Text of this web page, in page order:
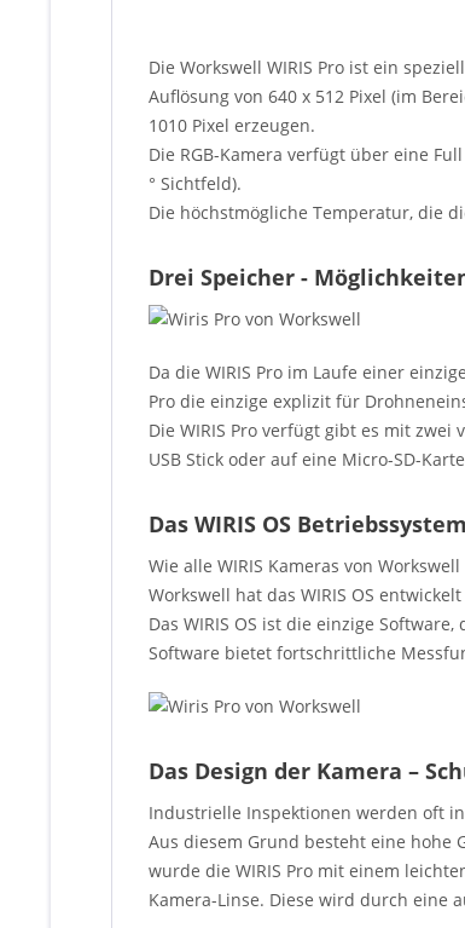
Die Workswell WIRIS Pro ist ein
Auflösung von 640 x 512 Pixel (im
1010 Pixel erzeugen.
Die RGB-Kamera verfügt über eine
° Sichtfeld).
Die höchstmögliche Temperatur, die
Drei Speicher -
Da die WIRIS Pro im Laufe einer
Pro die einzige explizit für
Die WIRIS Pro verfügt gibt es mit zwei
USB Stick oder auf eine Micro-SD-
Das WIRIS OS Betriebssystem
Wie alle WIRIS Kameras von
Workswell hat das WIRIS OS
Das WIRIS OS ist die einzige
Software bietet fortschrittliche
Das Design der Kamera –
Industrielle Inspektionen werden oft
Aus diesem Grund besteht eine hohe
wurde die WIRIS Pro mit einem
Kamera-Linse. Diese wird durch eine